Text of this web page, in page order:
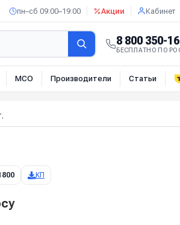
пн–сб 09:00–19:00 Акции Кабинет
8 800 350-
БЕСПЛАТНО ПО
МСО Производители Статьи
КП